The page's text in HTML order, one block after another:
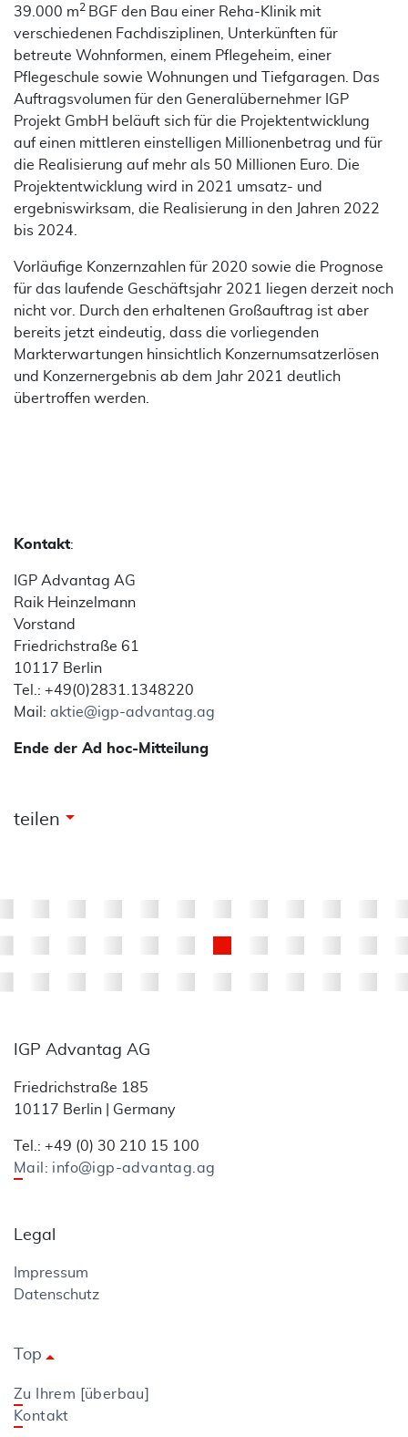
39.000 m2 BGF den Bau einer Reha-Klinik mit
verschiedenen Fachdisziplinen, Unterkünften für
betreute Wohnformen, einem Pflegeheim, einer
Pflegeschule sowie Wohnungen und Tiefgaragen. Das
Auftragsvolumen für den Generalübernehmer IGP
Projekt GmbH beläuft sich für die Projektentwicklung
auf einen mittleren einstelligen Millionenbetrag und für
die Realisierung auf mehr als 50 Millionen Euro. Die
Projektentwicklung wird in 2021 umsatz- und
ergebniswirksam, die Realisierung in den Jahren 2022
bis 2024.
Vorläufige Konzernzahlen für 2020 sowie die Prognose
für das laufende Geschäftsjahr 2021 liegen derzeit noch
nicht vor. Durch den erhaltenen Großauftrag ist aber
bereits jetzt eindeutig, dass die vorliegenden
Markterwartungen hinsichtlich Konzernumsatzerlösen
und Konzernergebnis ab dem Jahr 2021 deutlich
übertroffen werden.
Kontakt:
IGP Advantag AG
Raik Heinzelmann
Vorstand
Friedrichstraße 61
10117 Berlin
Tel.: +49(0)2831.1348220
Mail: aktie@igp-advantag.ag
Ende der Ad hoc-Mitteilung
teilen arrow_drop_down
IGP Advantag AG
Friedrichstraße 185
10117 Berlin | Germany
Tel.: +49 (0) 30 210 15 100
Mail: info@igp-advantag.ag
Legal
Impressum
Datenschutz
Toparrow_drop_up
Zu Ihrem [überbau]
Kontakt